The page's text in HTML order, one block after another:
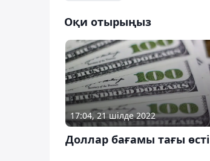
Оқи отырыңыз
17:04, 21 шілде 2022
Доллар бағамы тағы өсті